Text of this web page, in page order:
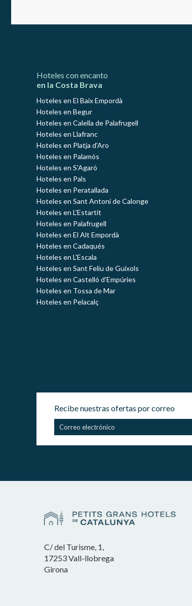
Hoteles con encanto
en la Costa Brava
Hoteles en El Baix Empordà
Hoteles en Begur
Hoteles en Calella de Palafrugell
Hoteles en Llafranc
Hoteles en Platja d'Aro
Hoteles en Palamós
Hoteles en S'Agaró
Hoteles en Pals
Hoteles en Peratallada
Hoteles en Sant Antoni de Calonge
Hoteles en L'Estartit
Hoteles en Palafrugell
Hoteles en El Alt Empordà
Hoteles en Cadaqués
Hoteles en L'Escala
Hoteles en Sant Feliu de Guíxols
Hoteles en Castelló d'Empúries
Hoteles en Tossa de Mar
Hoteles en Pelacalç
Recibe nuestras ofertas por correo
C/ del Turisme, 1,
17253 Vall-llobrega
Girona